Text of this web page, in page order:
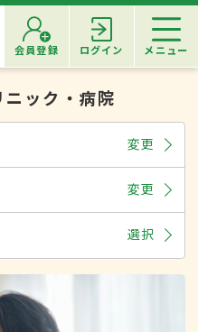
会員登録 ログイン メニュー
ニック・病院
変更
変更
選択